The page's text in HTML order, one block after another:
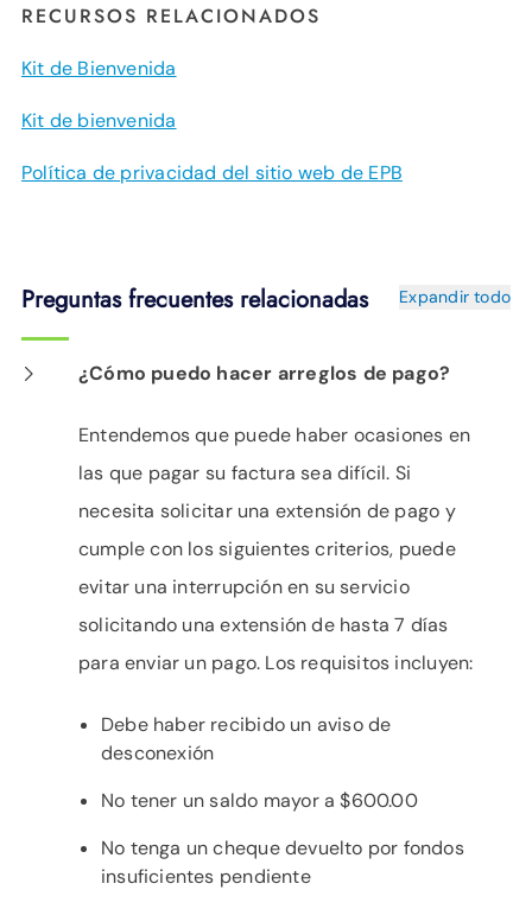
RECURSOS RELACIONADOS
Kit de Bienvenida
Kit de bienvenida
Política de privacidad del sitio web de EPB
Preguntas frecuentes relacionadas Expandir todo
¿Cómo puedo hacer arreglos de pago?
Entendemos que puede haber ocasiones en
las que pagar su factura sea difícil. Si
necesita solicitar una extensión de pago y
cumple con los siguientes criterios, puede
evitar una interrupción en su servicio
solicitando una extensión de hasta 7 días
para enviar un pago. Los requisitos incluyen:
Debe haber recibido un aviso de
desconexión
No tener un saldo mayor a $600.00
No tenga un cheque devuelto por fondos
insuficientes pendiente